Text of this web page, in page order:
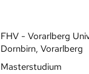
FHV - Vorarlberg
Dornbirn, Vorarlberg
Masterstudium